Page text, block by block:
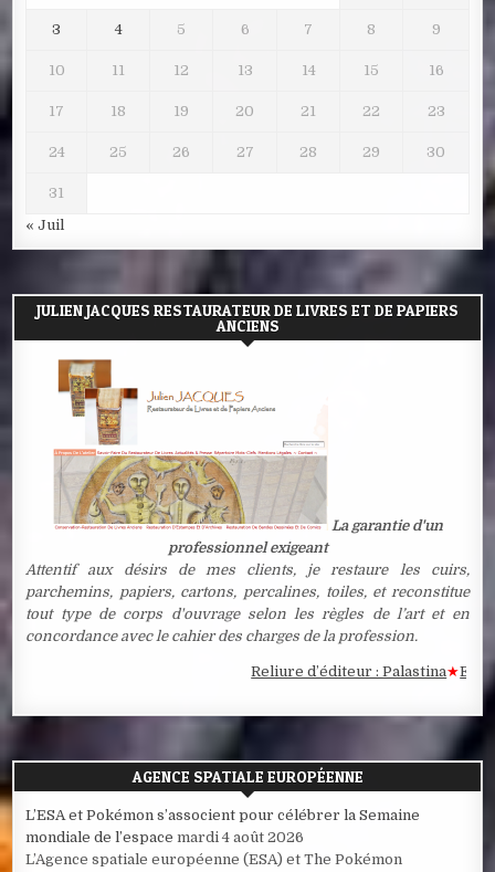
3 4 5 6 7 8 9
10 11 12 13 14 15 16
17 18 19 20 21 22 23
24 25 26 27 28 29 30
31
« Juil
JULIEN JACQUES RESTAURATEUR DE LIVRES ET DE PAPIERS
ANCIENS
La garantie d'un
professionnel exigeant
Attentif aux désirs de mes clients, je restaure les cuirs,
parchemins, papiers, cartons, percalines, toiles, et reconstitue
tout type de corps d'ouvrage selon les règles de l’art et en
concordance avec le cahier des charges de la profession.
Reliure d’éditeur : Palastina★
AGENCE SPATIALE EUROPÉENNE
L’ESA et Pokémon s’associent pour célébrer la Semaine
mondiale de l’espace mardi 4 août 2026
L’Agence spatiale européenne (ESA) et The Pokémon